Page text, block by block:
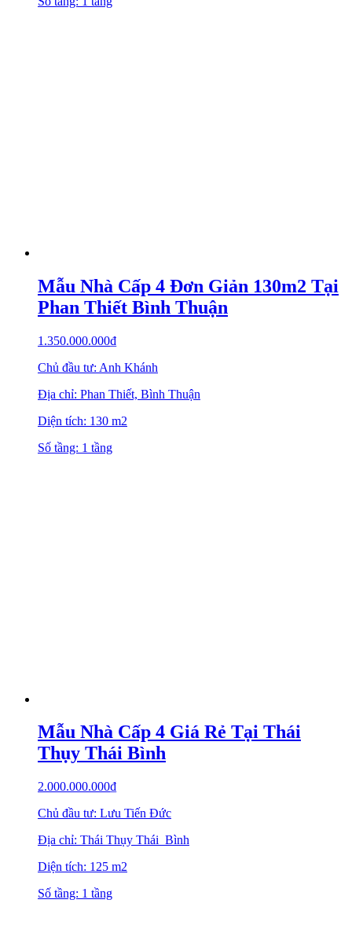
Mẫu Nhà Cấp 4 Đơn Giản 130m2 Tại
Phan Thiết Bình Thuận
1.350.000.000₫
Chủ đầu tư: Anh Khánh
Địa chỉ: Phan Thiết, Bình Thuận
Diện tích: 130 m2
Số tầng: 1 tầng
Mẫu Nhà Cấp 4 Giá Rẻ Tại Thái
Thụy Thái Bình
2.000.000.000₫
Chủ đầu tư: Lưu Tiến Đức
Địa chỉ: Thái Thụy Thái Bình
Diện tích: 125 m2
Số tầng: 1 tầng